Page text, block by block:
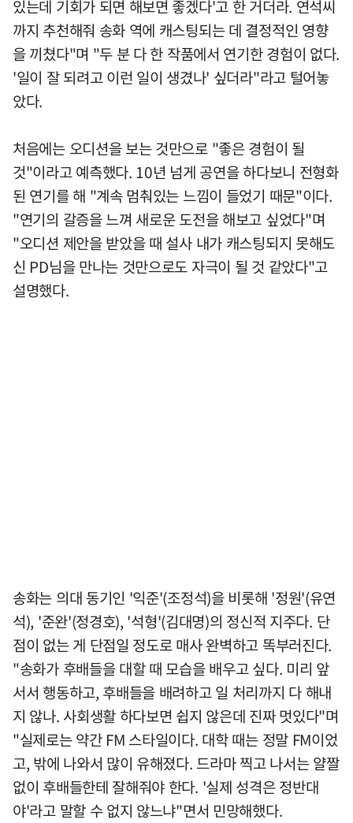
있는데 기회가 되면 해보면 좋겠다'고 한 거더라. 연석씨
까지 추천해줘 송화 역에 캐스팅되는 데 결정적인 영향
을 끼쳤다"며 "두 분 다 한 작품에서 연기한 경험이 없다.
'일이 잘 되려고 이런 일이 생겼나' 싶더라"라고 털어놓
았다.
처음에는 오디션을 보는 것만으로 "좋은 경험이 될
것"이라고 예측했다. 10년 넘게 공연을 하다보니 전형화
된 연기를 해 "계속 멈춰있는 느낌이 들었기 때문"이다.
"연기의 갈증을 느껴 새로운 도전을 해보고 싶었다"며
"오디션 제안을 받았을 때 설사 내가 캐스팅되지 못해도
신 PD님을 만나는 것만으로도 자극이 될 것 같았다"고
설명했다.
송화는 의대 동기인 '익준'(조정석)을 비롯해 '정원'(유연
석), '준완'(정경호), '석형'(김대명)의 정신적 지주다. 단
점이 없는 게 단점일 정도로 매사 완벽하고 똑부러진다.
"송화가 후배들을 대할 때 모습을 배우고 싶다. 미리 앞
서서 행동하고, 후배들을 배려하고 일 처리까지 다 해내
지 않나. 사회생활 하다보면 쉽지 않은데 진짜 멋있다"며
"실제로는 약간 FM 스타일이다. 대학 때는 정말 FM이었
고, 밖에 나와서 많이 유해졌다. 드라마 찍고 나서는 얄짤
없이 후배들한테 잘해줘야 한다. '실제 성격은 정반대
야'라고 말할 수 없지 않느냐"면서 민망해했다.